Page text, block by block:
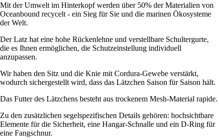
Mit der Umwelt im Hinterkopf werden über 50% der Materialien von
Oceanbound recycelt - ein Sieg für Sie und die marinen Ökosysteme
der Welt.
Der Latz hat eine hohe Rückenlehne und verstellbare Schultergurte,
die es Ihnen ermöglichen, die Schutzeinstellung individuell
anzupassen.
Wir haben den Sitz und die Knie mit Cordura-Gewebe verstärkt,
wodurch sichergestellt wird, dass das Lätzchen Saison für Saison hält.
Das Futter des Lätzchens besteht aus trockenem Mesh-Material rapide.
Zu den zusätzlichen segelspezifischen Details gehören: hochsichtbare
Elemente für die Sicherheit, eine Hangar-Schnalle und ein D-Ring für
eine Fangschnur.